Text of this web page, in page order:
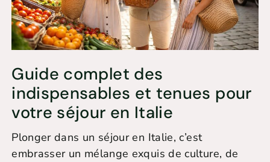
Guide complet des
indispensables et tenues pour
votre séjour en Italie
Plonger dans un séjour en Italie, c’est
embrasser un mélange exquis de culture, de